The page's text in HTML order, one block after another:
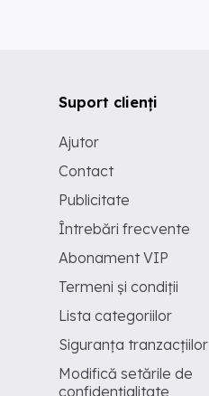
Suport clienți
Ajutor
Contact
Publicitate
Întrebări frecvente
Abonament VIP
Termeni și condiții
Lista categoriilor
Siguranța tranzacțiilor
Modifică setările de
confidențialitate